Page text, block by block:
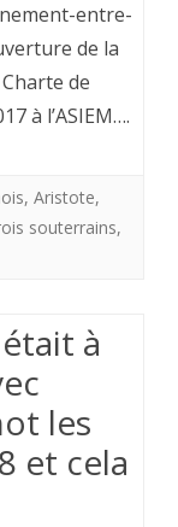
beige
relaye
du
entre-
de la
de
à l’ASIEM….
, Aristote,
souterrains,
à
les
et cela